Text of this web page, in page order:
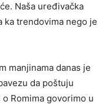
Naša uređivačka
ka trendovima nego je
manjinama danas je
da poštuju
Romima govorimo u